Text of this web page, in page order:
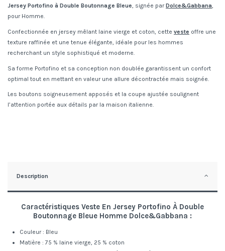
Jersey Portofino à Double Boutonnage Bleue, signée parDolce&Gabbana,
pour Homme.
Confectionnée en jersey mêlant laine vierge et coton, cette veste offre une
texture raffinée et une tenue élégante, idéale pour les hommes
recherchant un style sophistiqué et moderne.
Sa forme Portofino et sa conception non doublée garantissent un confort
optimal tout en mettant en valeur une allure décontractée mais soignée.
Les boutons soigneusement apposés et la coupe ajustée soulignent
l’attention portée aux détails par la maison italienne.
Description
Caractéristiques Veste En Jersey Portofino À Double
Boutonnage Bleue Homme Dolce&Gabbana :
Couleur : Bleu
Matière : 75 % laine vierge, 25 % coton